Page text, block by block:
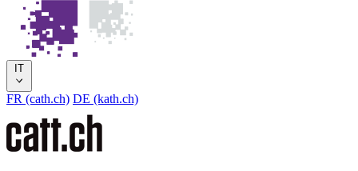
IT
FR (cath.ch) DE (kath.ch)